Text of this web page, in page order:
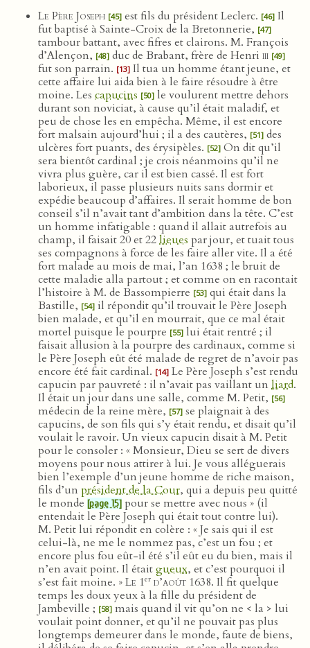
Le Père Joseph [45] est fils du président Leclerc. [46] Il
fut baptisé à Sainte-Croix de la Bretonnerie, [47]
tambour battant, avec fifres et clairons. M. François
d’Alençon, [48] duc de Brabant, frère de Henri iii [49]
fut son parrain. [13] Il tua un homme étant jeune, et
cette affaire lui aida bien à le faire résoudre à être
moine. Les capucins [50] le voulurent mettre dehors
durant son noviciat, à cause qu’il était maladif, et
peu de chose les en empêcha. Même, il est encore
fort malsain aujourd’hui ; il a des cautères, [51] des
ulcères fort puants, des érysipèles. [52] On dit qu’il
sera bientôt cardinal ; je crois néanmoins qu’il ne
vivra plus guère, car il est bien cassé. Il est fort
laborieux, il passe plusieurs nuits sans dormir et
expédie beaucoup d’affaires. Il serait homme de bon
conseil s’il n’avait tant d’ambition dans la tête. C’est
un homme infatigable : quand il allait autrefois au
champ, il faisait 20 et 22lieues par jour, et tuait tous
ses compagnons à force de les faire aller vite. Il a été
fort malade au mois de mai, l’an 1638 ; le bruit de
cette maladie alla partout ; et comme on en racontait
l’histoire à M. de Bassompierre [53] qui était dans la
Bastille, [54] il répondit qu’il trouvait le Père Joseph
bien malade, et qu’il en mourrait, que ce mal était
mortel puisque le pourpre [55] lui était rentré ; il
faisait allusion à la pourpre des cardinaux, comme si
le Père Joseph eût été malade de regret de n’avoir pas
encore été fait cardinal. [14] Le Père Joseph s’est rendu
capucin par pauvreté : il n’avait pas vaillant un liard.
Il était un jour dans une salle, comme M. Petit, [56]
médecin de la reine mère, [57] se plaignait à des
capucins, de son fils qui s’y était rendu, et disait qu’il
voulait le ravoir. Un vieux capucin disait à M. Petit
pour le consoler : « Monsieur, Dieu se sert de divers
moyens pour nous attirer à lui. Je vous alléguerais
bien l’exemple d’un jeune homme de riche maison,
fils d’un président de la Cour, qui a depuis peu quitté
le monde [page 15] pour se mettre avec nous » (il
entendait le Père Joseph qui était tout contre lui).
M. Petit lui répondit en colère : « Je sais qui il est
celui-là, ne me le nommez pas, c’est un fou ; et
encore plus fou eût-il été s’il eût eu du bien, mais il
n’en avait point. Il étaitgueux, et c’est pourquoi il
s’est fait moine. »Le 1er d’août 1638. Il fit quelque
temps les doux yeux à la fille du président de
Jambeville ; [58] mais quand il vit qu’on ne < la > lui
voulait point donner, et qu’il ne pouvait pas plus
longtemps demeurer dans le monde, faute de biens,